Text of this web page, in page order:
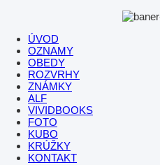
ÚVOD
OZNAMY
OBEDY
ROZVRHY
ZNÁMKY
ALF
VIVIDBOOKS
FOTO
KUBO
KRÚŽKY
KONTAKT